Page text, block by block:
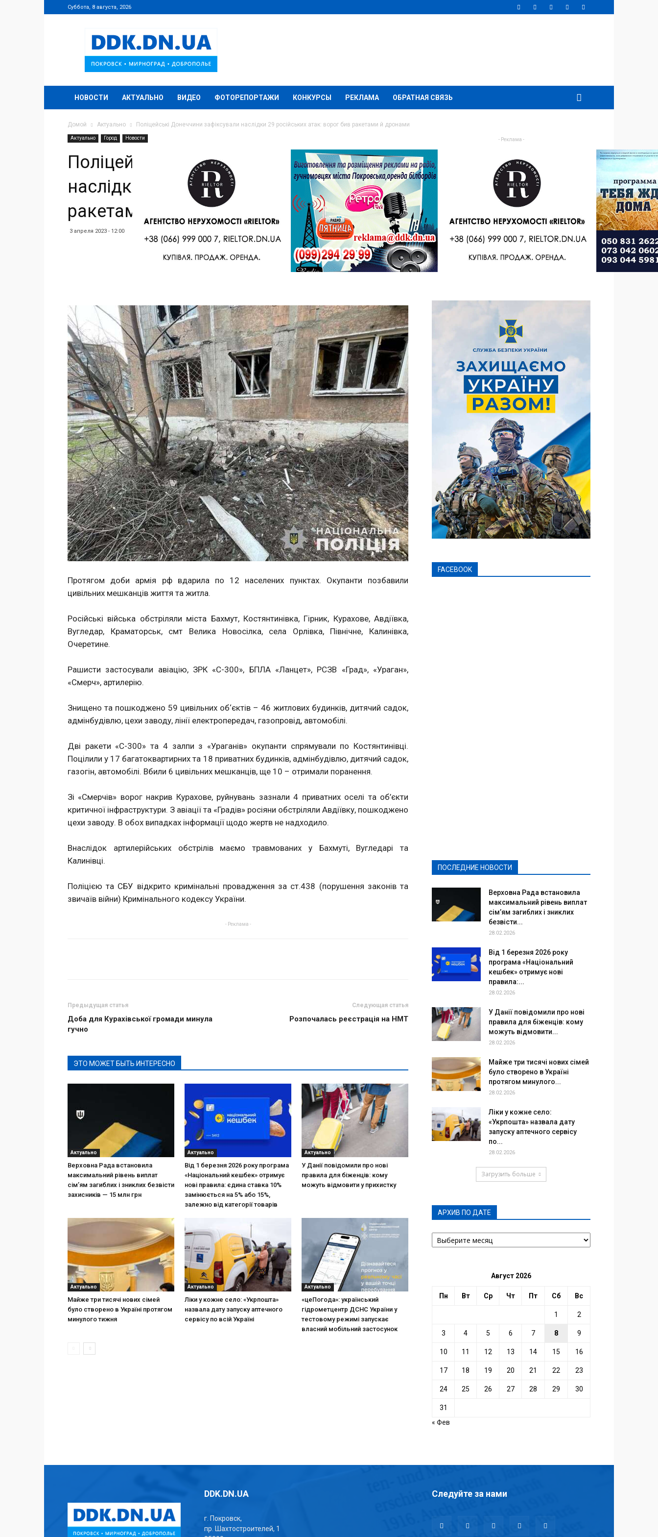
Суббота, 8 августа, 2026
DDK.DN.UA
НОВОСТИ АКТУАЛЬНО ВИДЕО ФОТОРЕПОРТАЖИ КОНКУРСЫ РЕКЛАМА ОБРАТНАЯ СВЯЗЬ
Домой Актуально Поліцейські Донеччини зафіксували наслідки 29 російських атак: ворог бив ракетами й дронами
Актуально Город Новости
Поліцейські Донеччини зафіксували
наслідки 29 російських атак: ворог бив
ракетами й дронами
3 апреля 2023 - 12:00
Протягом доби армія рф вдарила по 12 населених пунктах. Окупанти позбавили
цивільних мешканців життя та житла.
Російські війська обстріляли міста Бахмут, Костянтинівка, Гірник, Курахове, Авдіївка,
Вугледар, Краматорськ, смт Велика Новосілка, села Орлівка, Північне, Калинівка,
Очеретине.
Рашисти застосували авіацію, ЗРК «С-300», БПЛА «Ланцет», РСЗВ «Град», «Ураган»,
«Смерч», артилерію.
Знищено та пошкоджено 59 цивільних об‘єктів – 46 житлових будинків, дитячий садок,
адмінбудівлю, цехи заводу, лінії електропередач, газопровід, автомобілі.
Дві ракети «С-300» та 4 залпи з «Ураганів» окупанти спрямували по Костянтинівці.
Поцілили у 17 багатоквартирних та 18 приватних будинків, адмінбудівлю, дитячий садок,
газогін, автомобілі. Вбили 6 цивільних мешканців, ще 10 – отримали поранення.
Зі «Смерчів» ворог накрив Курахове, руйнувань зазнали 4 приватних оселі та об’єкти
критичної інфраструктури. З авіації та «Градів» росіяни обстріляли Авдіївку, пошкоджено
цехи заводу. В обох випадках інформації щодо жертв не надходило.
Внаслідок артилерійських обстрілів маємо травмованих у Бахмуті, Вугледарі та
Калинівці.
Поліцією та СБУ відкрито кримінальні провадження за ст.438 (порушення законів та
звичаїв війни) Кримінального кодексу України.
- Реклама -
Предыдущая статья
Доба для Курахівської громади минула
гучно
Следующая статья
Розпочалась реєстрація на НМТ
ЭТО МОЖЕТ БЫТЬ ИНТЕРЕСНО
Актуально
Верховна Рада встановила
максимальний рівень виплат
сім’ям загиблих і зниклих безвісти
захисників — 15 млн грн
Актуально
Від 1 березня 2026 року програма
«Національний кешбек» отримує
нові правила: єдина ставка 10%
замінюється на 5% або 15%,
залежно від категорії товарів
Актуально
У Данії повідомили про нові
правила для біженців: кому
можуть відмовити у прихистку
Актуально
Майже три тисячі нових сімей
було створено в Україні протягом
минулого тижня
Актуально
Ліки у кожне село: «Укрпошта»
назвала дату запуску аптечного
сервісу по всій Україні
Актуально
«цеПогода»: український
гідрометцентр ДСНС України у
тестовому режимі запускає
власний мобільний застосунок
- Реклама -
FACEBOOK
ПОСЛЕДНИЕ НОВОСТИ
Верховна Рада встановила
максимальний рівень виплат
сім’ям загиблих і зниклих
безвісти...
28.02.2026
Від 1 березня 2026 року
програма «Національний
кешбек» отримує нові
правила:...
28.02.2026
У Данії повідомили про нові
правила для біженців: кому
можуть відмовити...
28.02.2026
Майже три тисячі нових сімей
було створено в Україні
протягом минулого...
28.02.2026
Ліки у кожне село:
«Укрпошта» назвала дату
запуску аптечного сервісу
по...
28.02.2026
Загрузить больше
АРХИВ ПО ДАТЕ
АРХИВ
ПО
Август 2026
Пн Вт Ср Чт Пт Сб Вс
1 2
3 4 5 6 7 8 9
10 11 12 13 14 15 16
17 18 19 20 21 22 23
24 25 26 27 28 29 30
31
« Фев
DDK.DN.UA
г. Покровск,
пр. Шахтостроителей, 1
Следуйте за нами